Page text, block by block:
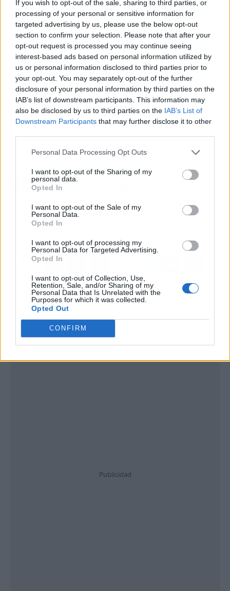
If you wish to opt-out of the sale, sharing to third parties, or
processing of your personal or sensitive information for
targeted advertising by us, please use the below opt-out
section to confirm your selection. Please note that after your
opt-out request is processed you may continue seeing
interest-based ads based on personal information utilized by
us or personal information disclosed to third parties prior to
your opt-out. You may separately opt-out of the further
disclosure of your personal information by third parties on the
IAB’s list of downstream participants. This information may
also be disclosed by us to third parties on the IAB’s List of
Downstream Participants that may further disclose it to other
Personal Data Processing Opt Outs
I want to opt-out of the Sharing of my
personal data.
Opted In
I want to opt-out of the Sale of my
Personal Data.
Opted In
I want to opt-out of processing my
Personal Data for Targeted Advertising.
Opted In
I want to opt-out of Collection, Use,
Retention, Sale, and/or Sharing of my
Personal Data that Is Unrelated with the
Purposes for which it was collected.
Opted Out
CONFIRM
años, cuando jugaba en categorías inferiores de
la Selección.
Simplemente el jugador no tiene feeling
con Luis de la Fuentey por eso no ha dado
explicaciones ni se ha presentado en Las Rozas
para pasar pruebas. Ahora, con España
clasificada para la Final Four, veremos si en el
mes de junio el central de Ondarroa se vuelve a
colar en la lista. Por nivel, desde luego, lo
merece.
Artículo anterior
Juanma Rodríguez
con el kit de la
remontada del Real
Madrid
Artículo siguiente
lleva a Miami ¡vaya
Publicidad